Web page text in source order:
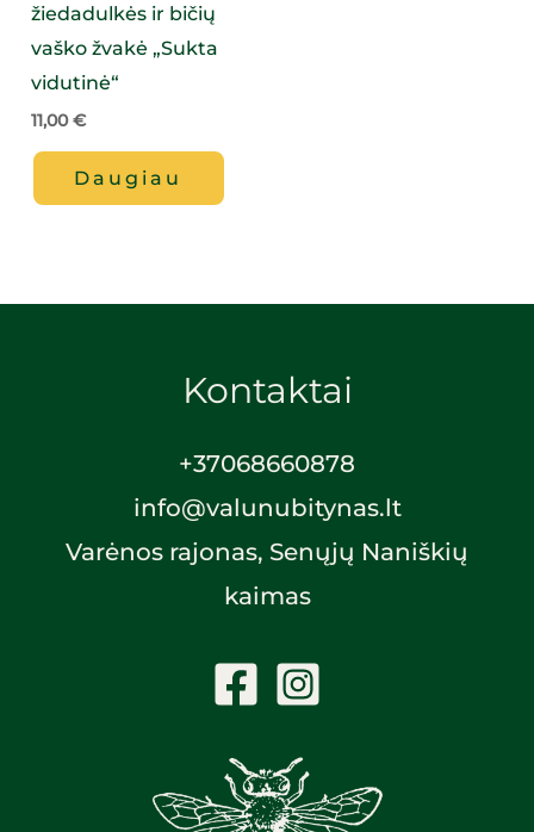
žiedadulkės ir bičių
vaško žvakė „Sukta
vidutinė“
11,00€
Daugiau
Kontaktai
+37068660878
info@valunubitynas.lt
Varėnos rajonas, Senųjų Naniškių
kaimas